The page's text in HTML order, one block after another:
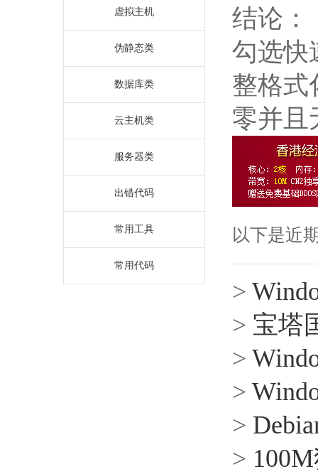
虚拟主机
伪静态类
数据库类
云主机类
服务器类
出错代码
常用工具
常用代码
结论：
勾选快
整格式
零并且
以下是近
>
> 宝塔
>
>
>
>